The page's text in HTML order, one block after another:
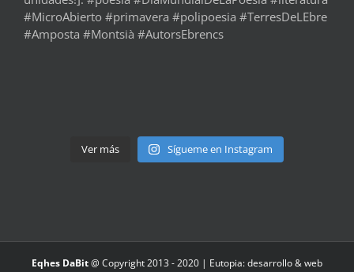
Ver más Sígueme en Instagram
Eqhes DaBit@ Copyright 2013 - 2020 | Eutopia: desarrollo & web